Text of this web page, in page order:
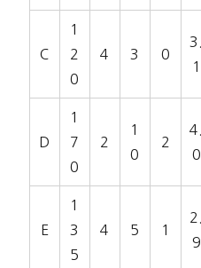
C
1
2
0
4 3 0
3.
1
D
1
7
0
2
1
0
2
4.
0
E
1
3
5
4 5 1
2.
9